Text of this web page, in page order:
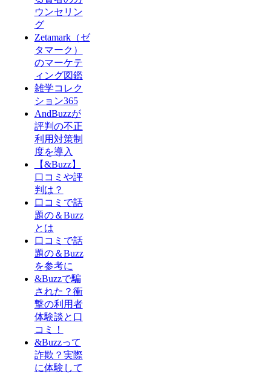
ウンセリン
グ
Zetamark（ゼ
タマーク）
のマーケテ
ィング図鑑
雑学コレク
ション365
AndBuzzが
評判の不正
利用対策制
度を導入
【&Buzz】
口コミや評
判は？
口コミで話
題の＆Buzz
とは
口コミで話
題の＆Buzz
を参考に
&Buzzで騙
された？衝
撃の利用者
体験談と口
コミ！
&Buzzって
詐欺？実際
に体験して